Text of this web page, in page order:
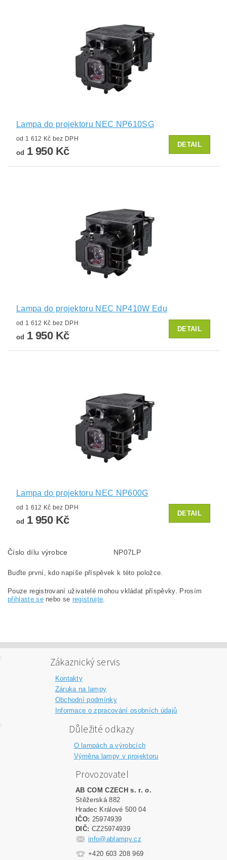
Lampa do projektoru NEC NP610SG
od 1 612 Kč bez DPH
od 1 950 Kč
DETAIL
Lampa do projektoru NEC NP410W Edu
od 1 612 Kč bez DPH
od 1 950 Kč
DETAIL
Lampa do projektoru NEC NP600G
od 1 612 Kč bez DPH
od 1 950 Kč
DETAIL
Číslo dílu výrobce NP07LP
Buďte první, kdo napíše příspěvek k této položce.
Pouze registrovaní uživatelé mohou vkládat příspěvky. Prosím
přihlaste senebo se registrujte.
Zákaznický servis
Kontakty
Záruka na lampy
Obchodní podmínky
Informace o zpracování osobních údajů
Důležité odkazy
O lampách a výrobcích
Výměna lampy v projektoru
Provozovatel
AB COM CZECH s. r. o.
Stěžerská 882
Hradec Králové 500 04
IČO: 25974939
DIČ: CZ25974939
info@ablampy.cz
+420 603 208 969